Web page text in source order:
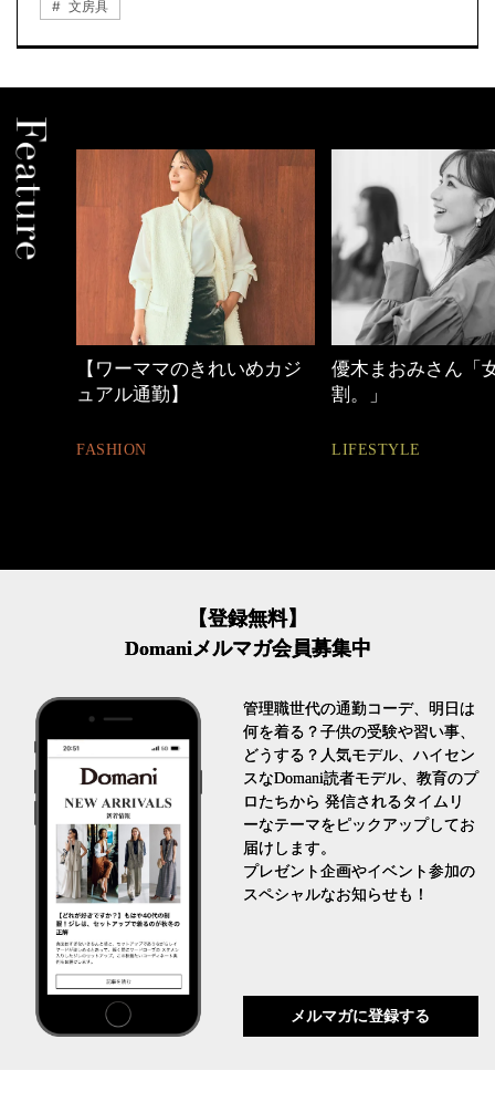
文房具
【ワーママのきれいめカジ
ュアル通勤】
FASHION
優木まおみさん「
割。」
LIFESTYLE
【登録無料】
Domaniメルマガ会員募集中
管理職世代の通勤コーデ、明日は
何を着る？子供の受験や習い事、
どうする？人気モデル、ハイセン
スなDomani読者モデル、教育のプ
ロたちから 発信されるタイムリ
ーなテーマをピックアップしてお
届けします。
プレゼント企画やイベント参加の
スペシャルなお知らせも！
メルマガに登録する